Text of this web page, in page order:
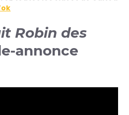
Robin des
annonce